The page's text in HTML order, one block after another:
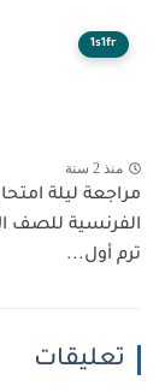
1s1fr
منذ 2 سنة
مراجعة ليلة
الفرنسية للصف
ترم أول...
تعليقات